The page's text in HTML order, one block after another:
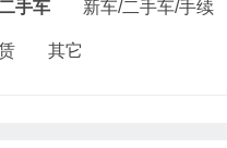
手车 新车/二手车/手续
其它